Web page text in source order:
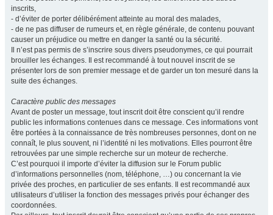
inscrits,
- d’éviter de porter délibérément atteinte au moral des malades,
- de ne pas diffuser de rumeurs et, en règle générale, de contenu pouvant
causer un préjudice ou mettre en danger la santé ou la sécurité.
Il n’est pas permis de s’inscrire sous divers pseudonymes, ce qui pourrait
brouiller les échanges. Il est recommandé à tout nouvel inscrit de se
présenter lors de son premier message et de garder un ton mesuré dans la
suite des échanges.
Caractère public des messages
Avant de poster un message, tout inscrit doit être conscient qu’il rendre
public les informations contenues dans ce message. Ces informations vont
être portées à la connaissance de très nombreuses personnes, dont on ne
connaît, le plus souvent, ni l’identité ni les motivations. Elles pourront être
retrouvées par une simple recherche sur un moteur de recherche.
C’est pourquoi il importe d’éviter la diffusion sur le Forum public
d’informations personnelles (nom, téléphone, …) ou concernant la vie
privée des proches, en particulier de ses enfants. Il est recommandé aux
utilisateurs d’utiliser la fonction des messages privés pour échanger des
coordonnées.